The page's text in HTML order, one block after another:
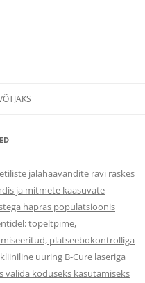
jalahaavandite ravi raskes
ja mitmete kaasuvate
hapras populatsioonis
topeltpime,
platseebokontrolliga
uuring B-Cure laseriga
valida koduseks kasutamiseks